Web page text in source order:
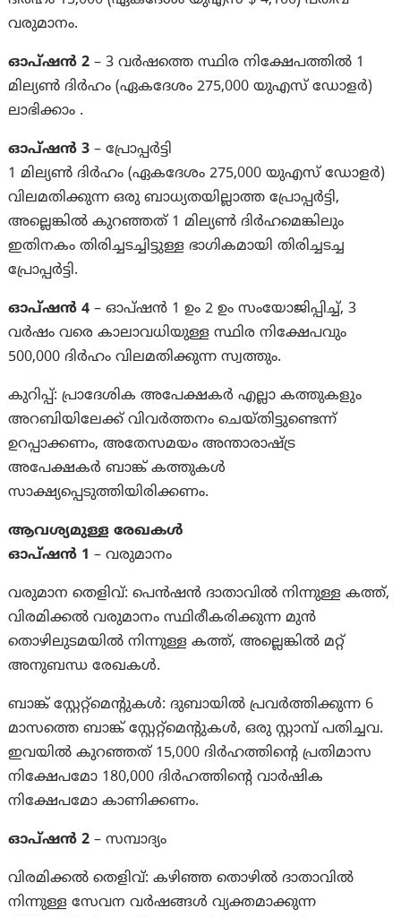
വരുമാനം.
ഓപ്ഷൻ 2 – 3 വർഷത്തെ സ്ഥിര നിക്ഷേപത്തിൽ 1
മില്യൺ ദിർഹം (ഏകദേശം 275,000 യുഎസ് ഡോളർ)
ലാഭിക്കാം .
ഓപ്ഷൻ 3 – പ്രോപ്പർട്ടി
1 മില്യൺ ദിർഹം (ഏകദേശം 275,000 യുഎസ് ഡോളർ)
വിലമതിക്കുന്ന ഒരു ബാധ്യതയില്ലാത്ത പ്രോപ്പർട്ടി,
അല്ലെങ്കിൽ കുറഞ്ഞത് 1 മില്യൺ ദിർഹമെങ്കിലും
ഇതിനകം തിരിച്ചടച്ചിട്ടുള്ള ഭാഗികമായി തിരിച്ചടച്ച
പ്രോപ്പർട്ടി.
ഓപ്ഷൻ 4 – ഓപ്ഷൻ 1 ഉം 2 ഉം സംയോജിപ്പിച്ച്, 3
വർഷം വരെ കാലാവധിയുള്ള സ്ഥിര നിക്ഷേപവും
500,000 ദിർഹം വിലമതിക്കുന്ന സ്വത്തും.
കുറിപ്പ്: പ്രാദേശിക അപേക്ഷകർ എല്ലാ കത്തുകളും
അറബിയിലേക്ക് വിവർത്തനം ചെയ്തിട്ടുണ്ടെന്ന്
ഉറപ്പാക്കണം, അതേസമയം അന്താരാഷ്ട്ര
അപേക്ഷകർ ബാങ്ക് കത്തുകൾ
സാക്ഷ്യപ്പെടുത്തിയിരിക്കണം.
ആവശ്യമുള്ള രേഖകൾ
ഓപ്ഷൻ 1 – വരുമാനം
വരുമാന തെളിവ്: പെൻഷൻ ദാതാവിൽ നിന്നുള്ള കത്ത്,
വിരമിക്കൽ വരുമാനം സ്ഥിരീകരിക്കുന്ന മുൻ
തൊഴിലുടമയിൽ നിന്നുള്ള കത്ത്, അല്ലെങ്കിൽ മറ്റ്
അനുബന്ധ രേഖകൾ.
ബാങ്ക് സ്റ്റേറ്റ്‌മെന്റുകൾ: ദുബായിൽ പ്രവർത്തിക്കുന്ന 6
മാസത്തെ ബാങ്ക് സ്റ്റേറ്റ്‌മെന്റുകൾ, ഒരു സ്റ്റാമ്പ് പതിച്ചവ.
ഇവയിൽ കുറഞ്ഞത് 15,000 ദിർഹത്തിന്റെ പ്രതിമാസ
നിക്ഷേപമോ 180,000 ദിർഹത്തിന്റെ വാർഷിക
നിക്ഷേപമോ കാണിക്കണം.
ഓപ്ഷൻ 2 – സമ്പാദ്യം
വിരമിക്കൽ തെളിവ്: കഴിഞ്ഞ തൊഴിൽ ദാതാവിൽ
നിന്നുള്ള സേവന വർഷങ്ങൾ വ്യക്തമാക്കുന്ന